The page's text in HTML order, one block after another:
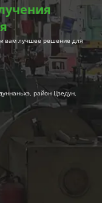
вам лучшее решение для
район Цзедун,